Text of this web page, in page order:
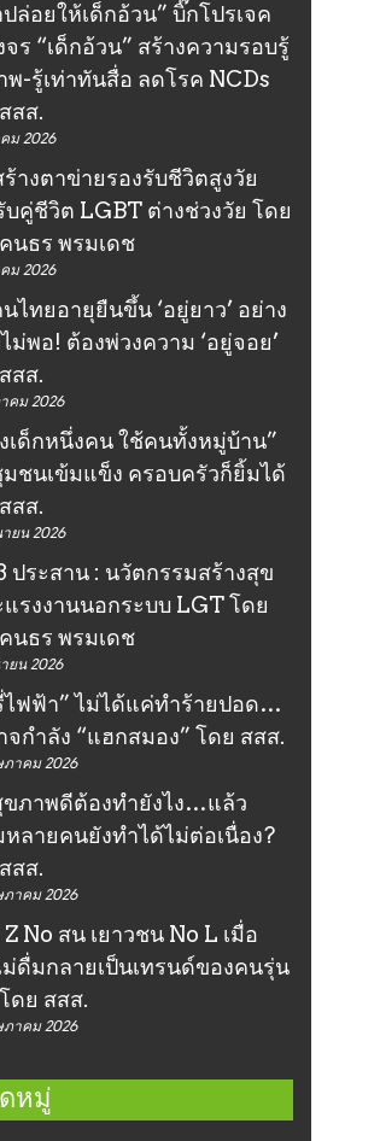
ล่อยให้เด็กอ้วน” บิ๊กโปรเจค
ร “เด็กอ้วน” สร้างความรอบรู้
พ-รู้เท่าทันสื่อ ลดโรค NCDs
สส.
ม 2026
ร้างตาข่ายรองรับชีวิตสูงวัย
บคู่ชีวิต LGBT ต่างช่วงวัย โดย
นธร พรมเดช
ม 2026
ไทยอายุยืนขึ้น ‘อยู่ยาว’ อย่าง
ม่พอ! ต้องพ่วงความ ‘อยู่จอย’
สส.
คม 2026
งเด็กหนึ่งคน ใช้คนทั้งหมู่บ้าน”
มชนเข้มแข็ง ครอบครัวก็ยิ้มได้
สส.
ยน 2026
ประสาน : นวัตกรรมสร้างสุข
แรงงานนอกระบบ LGT โดย
นธร พรมเดช
ยน 2026
ไฟฟ้า” ไม่ได้แค่ทำร้ายปอด…
จกำลัง “แฮกสมอง” โดย สสส.
าคม 2026
ขภาพดีต้องทำยังไง…แล้ว
หลายคนยังทำได้ไม่ต่อเนื่อง?
สส.
าคม 2026
No สน เยาวชน No L เมื่อ
ม่ดื่มกลายเป็นเทรนด์ของคนรุ่น
ดย สสส.
าคม 2026
หมู่